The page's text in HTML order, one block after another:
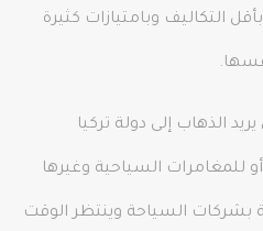
التكاليف وبامتيازات كثيرة
الذهاب إلى دولة تركيا
أو للمغامرات السياحية وغيرها
بشركات السياحة وينتظر الوقت